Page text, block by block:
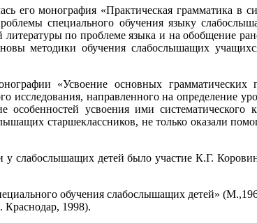
его монография «Практическая грамматика в
специального обучения языку
по проблеме языка и на обобщение
методики обучения слабослышащих
«Усвоение основных
направлен­ного на определение
усвоения ими систематического
старшеклассников, не только оказали
слабослышащих детей было участие К.Г.
обучения слабослышащих детей»
1998).